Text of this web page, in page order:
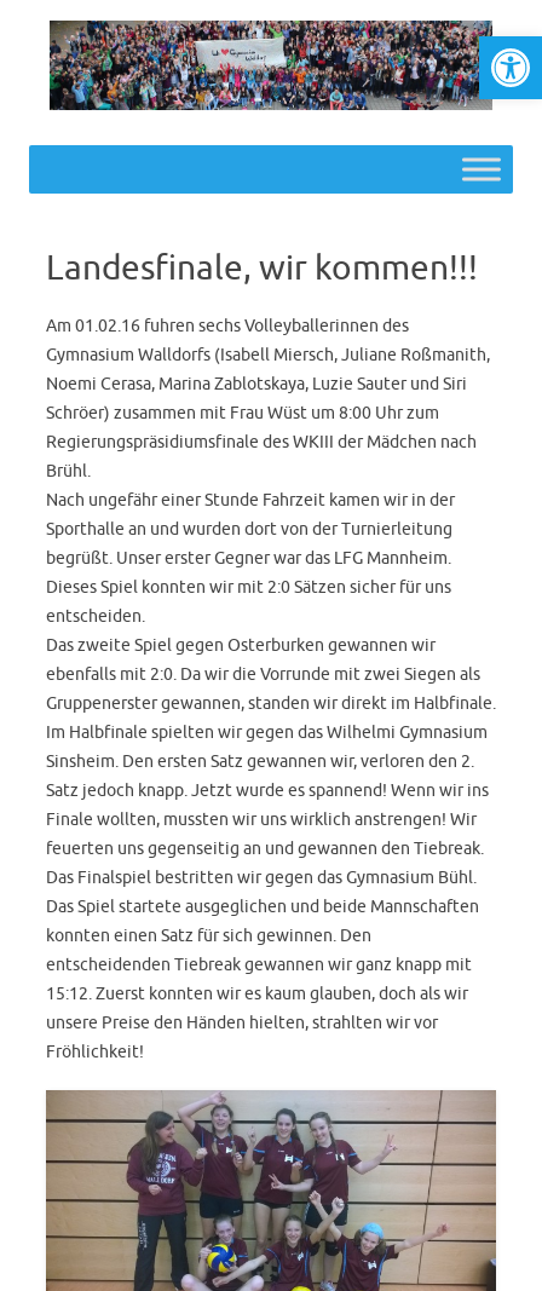
Landesfinale, wir kommen!!!
Am 01.02.16 fuhren sechs Volleyballerinnen des
Gymnasium Walldorfs (Isabell Miersch, Juliane Roßmanith,
Noemi Cerasa, Marina Zablotskaya, Luzie Sauter und Siri
Schröer) zusammen mit Frau Wüst um 8:00 Uhr zum
Regierungspräsidiumsfinale des WKIII der Mädchen nach
Brühl.
Nach ungefähr einer Stunde Fahrzeit kamen wir in der
Sporthalle an und wurden dort von der Turnierleitung
begrüßt. Unser erster Gegner war das LFG Mannheim.
Dieses Spiel konnten wir mit 2:0 Sätzen sicher für uns
entscheiden.
Das zweite Spiel gegen Osterburken gewannen wir
ebenfalls mit 2:0. Da wir die Vorrunde mit zwei Siegen als
Gruppenerster gewannen, standen wir direkt im Halbfinale.
Im Halbfinale spielten wir gegen das Wilhelmi Gymnasium
Sinsheim. Den ersten Satz gewannen wir, verloren den 2.
Satz jedoch knapp. Jetzt wurde es spannend! Wenn wir ins
Finale wollten, mussten wir uns wirklich anstrengen! Wir
feuerten uns gegenseitig an und gewannen den Tiebreak.
Das Finalspiel bestritten wir gegen das Gymnasium Bühl.
Das Spiel startete ausgeglichen und beide Mannschaften
konnten einen Satz für sich gewinnen. Den
entscheidenden Tiebreak gewannen wir ganz knapp mit
15:12. Zuerst konnten wir es kaum glauben, doch als wir
unsere Preise den Händen hielten, strahlten wir vor
Fröhlichkeit!